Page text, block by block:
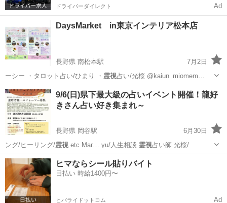
ドライバーダイレクト Ad
DaysMarket in東京インテリア松本店
長野県 南松本駅
7月2日
ーシー ・タロット占い/ひまり ・ 霊視占い/光桜 @kaiun_miomem…
長野 松本市 南松本駅 ワークショップ
9/6(日)県下最大級の占いイベント開催！龍好
きさん占い好き集まれ～
長野県 岡谷駅
6月30日
ング/ヒーリング/霊視 etc Mar… yu/人生相談 霊視占い師 光桜/
長野 岡谷市 岡谷駅 ワークショップ
ヒマならシール貼りバイト
日払い 時給1400円〜
ヒバライドットコム Ad